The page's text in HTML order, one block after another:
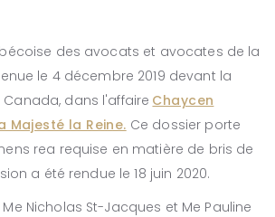
des avocats et avocates de la
le 4 décembre 2019 devant la
dans l'affaire Chaycen
Majesté la Reine. Ce dossier porte
rea requise en matière de bris de
a été rendue le 18 juin 2020.
Me Nicholas St-Jacques et Me Pauline